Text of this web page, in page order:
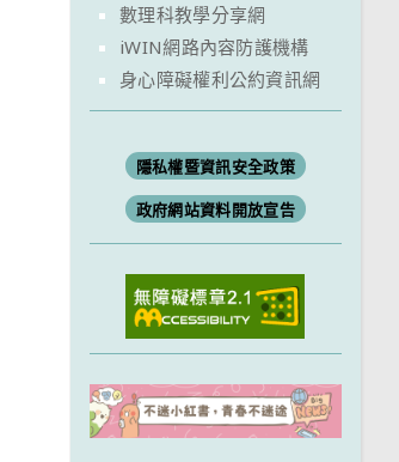
數理科教學分享網
iWIN網路內容防護機構
身心障礙權利公約資訊網
隱私權暨資訊安全政策
政府網站資料開放宣告